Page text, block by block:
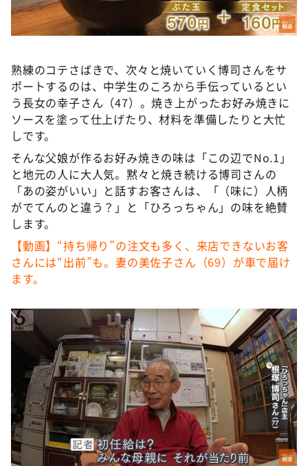
熟練のコテさばきで、次々と焼いていく博司さんをサ
ポートするのは、中学生のころから手伝っているとい
う長女の幸子さん（47）。焼き上がったお好み焼きに
ソースを塗って仕上げたり、材料を準備したりと大忙
しです。
そんな父娘が作るお好み焼きの味は「この辺でNo.1」
と地元の人に大人気。黙々と焼き続ける博司さんの
「あの姿がいい」と話すお客さんは、「（味に）人柄
がでてんのと違う？」と「ひろっちゃん」の味を絶賛
します。
【動画】“持ち帰り”の注文も多く、来店できないお客
さんには“出前”も。妻の美佐子さん（69）が車で届け
ます。